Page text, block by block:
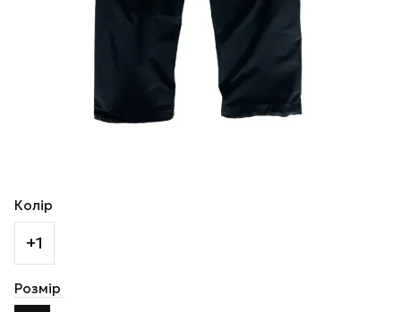
Колір
+1
Розмір